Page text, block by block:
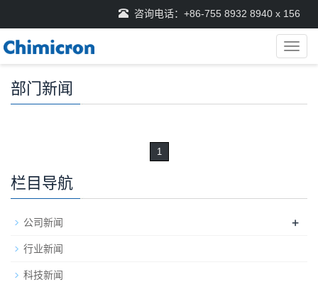
咨询电话：+86-755 8932 8940 x 156
导
航
部门新闻
1
栏目导航
公司新闻 +
行业新闻
科技新闻